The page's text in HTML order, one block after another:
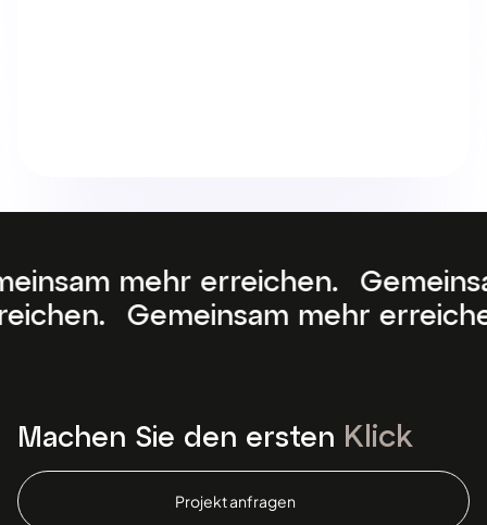
Gemeinsam mehr erreichen.
Gemeinsam mehr erreichen.
Machen Sie den ersten Klick
Projekt anfragen